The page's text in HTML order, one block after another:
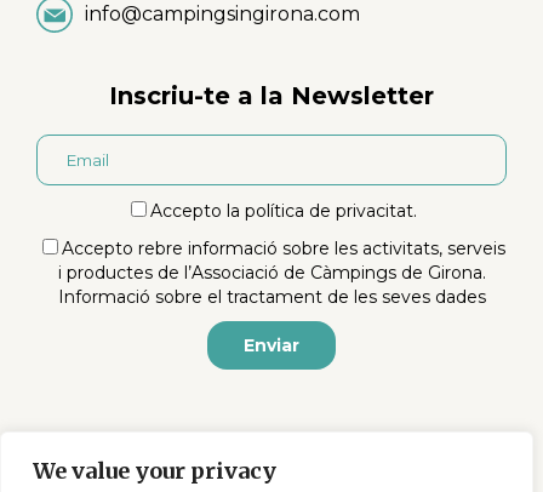
We value your privacy
info@campingsingirona.com
Inscriu-te a la Newsletter
Accepto la política de privacitat.
Accepto rebre informació sobre les activitats, serveis
i productes de l’Associació de Càmpings de Girona.
Informació sobre el tractament de les seves dades